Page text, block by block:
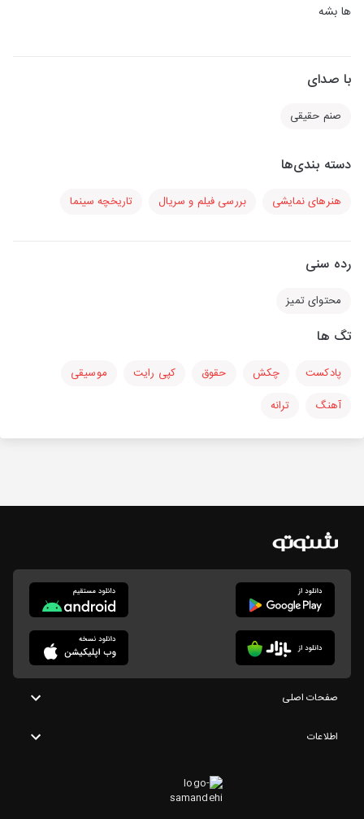
ها بشه
با صدای
صنم حقیقی
دسته بندی‌ها
هنرهای نمایشی بررسی فیلم و سریال تاریخچه سینما
رده سنی
محتوای تمیز
تگ ها
پادکست چکش حقوق کپی رایت
موسیقی
آهنگ
ترانه
صفحات اصلی
اطلاعات